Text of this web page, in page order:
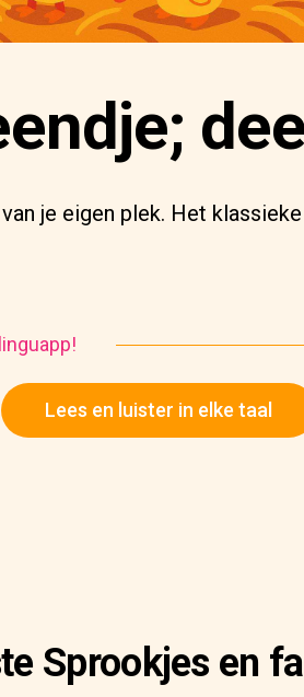
je eigen plek. Het
Lees en luister in elke taal
Sprookjes en